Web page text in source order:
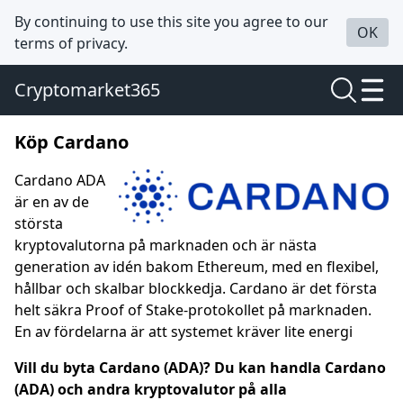
By continuing to use this site you agree to our
terms of privacy.
OK
Cryptomarket365
Köp Cardano
Cardano ADA
är en av de
största
kryptovalutorna på marknaden och är nästa
generation av idén bakom Ethereum, med en flexibel,
hållbar och skalbar blockkedja. Cardano är det första
helt säkra Proof of Stake-protokollet på marknaden.
En av fördelarna är att systemet kräver lite energi
Vill du byta Cardano (ADA)? Du kan handla Cardano
(ADA) och andra kryptovalutor på alla